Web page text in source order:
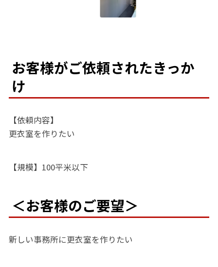
お客様がご依頼されたきっか
け
【依頼内容】
更衣室を作りたい
【規模】100平米以下
＜お客様のご要望＞
新しい事務所に更衣室を作りたい